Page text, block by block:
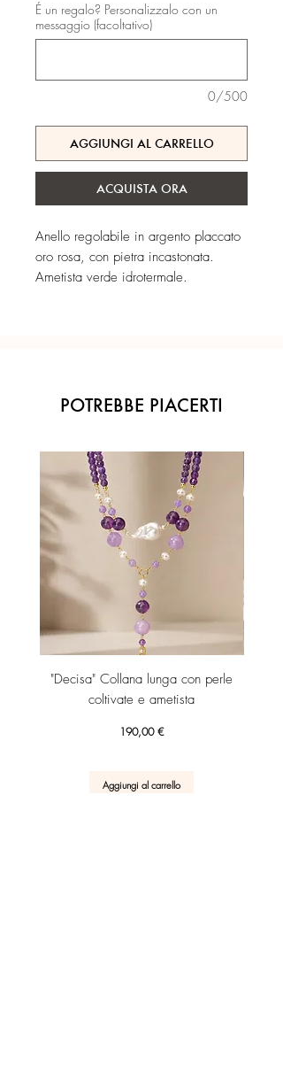
É un regalo? Personalizzalo con un
messaggio (facoltativo)
0/500
AGGIUNGI AL CARRELLO
ACQUISTA ORA
Anello regolabile in argento placcato
oro rosa, con pietra incastonata.
Ametista verde idrotermale.
POTREBBE PIACERTI
"Decisa" Collana lunga con perle
coltivate e ametista
Prezzo
190,00 €
Aggiungi al carrello